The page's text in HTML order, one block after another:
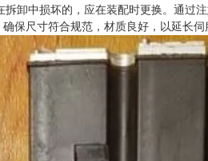
卸中损坏的，应在装配时更换。通过
保尺寸符合规范，材质良好，以延长伺